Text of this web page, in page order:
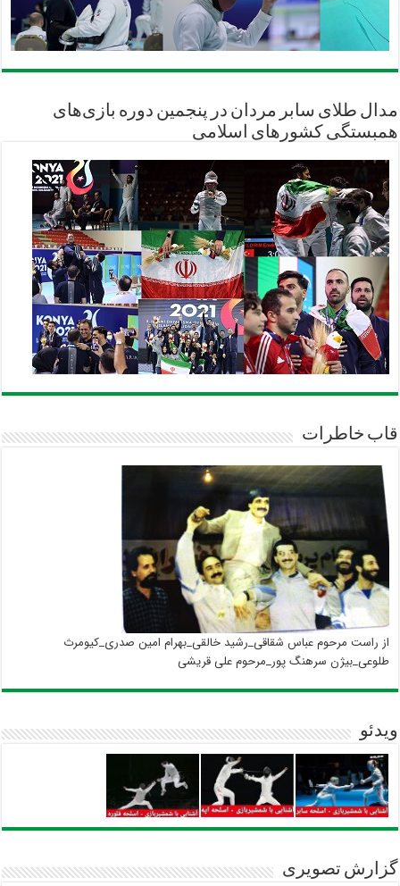
مدال طلای سابر مردان در پنجمین دوره بازی‌های
همبستگی کشورهای اسلامی
قاب خاطرات
از راست مرحوم عباس شقاقی_رشید خالقی_بهرام امین صدری_کیومرث
طلوعی_بیژن سرهنگ پور_مرحوم علی قریشی
ویدئو
گزارش تصویری